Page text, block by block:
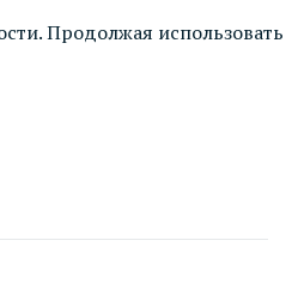
. Продолжая использовать